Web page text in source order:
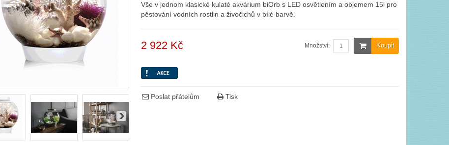
Vše v jednom klasické kulaté akvárium biOrb s LED osvětlením a objemem 15l pro
pěstování vodních rostlin a živočichů v bílé barvě.
2 922 Kč Koupit
Množství:
Poslat přátelům Tisk